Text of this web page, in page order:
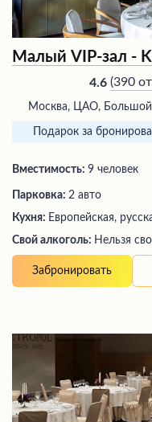
Малый VIP-зал -
4.6 (390
Москва, ЦАО, Большой
Подарок за
Вместимость: 9 человек
Парковка: 2 авто
Кухня: Европейская,
Свой алкоголь: Нельзя
Забронировать